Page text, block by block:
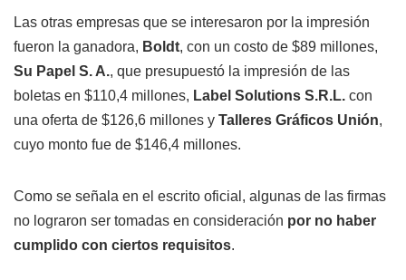
Las otras empresas que se interesaron por la impresión
fueron la ganadora, Boldt, con un costo de $89 millones,
Su Papel S. A., que presupuestó la impresión de las
boletas en $110,4 millones, Label Solutions S.R.L. con
una oferta de $126,6 millones y Talleres Gráficos Unión,
cuyo monto fue de $146,4 millones.
Como se señala en el escrito oficial, algunas de las firmas
no lograron ser tomadas en consideración por no haber
cumplido con ciertos requisitos.